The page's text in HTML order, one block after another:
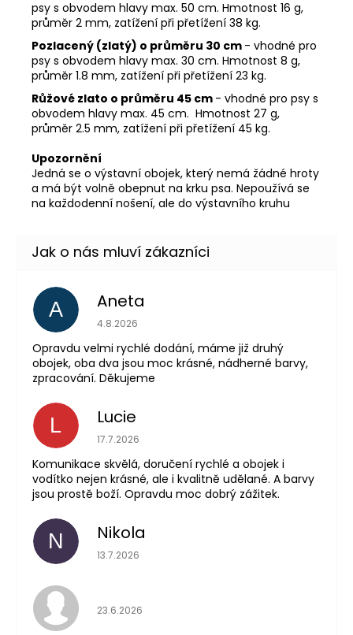
psy s obvodem hlavy max. 50 cm. Hmotnost 16 g,
průměr 2 mm, zatížení při přetížení 38 kg.
Pozlacený (zlatý) o průměru 30 cm - vhodné pro
psy s obvodem hlavy max. 30 cm. Hmotnost 8 g,
průměr 1.8 mm, zatížení při přetížení 23 kg.
Růžové zlato o průměru 45 cm - vhodné pro psy s
obvodem hlavy max. 45 cm. Hmotnost 27 g,
průměr 2.5 mm, zatížení při přetížení 45 kg.
Upozornění
Jedná se o výstavní obojek, který nemá žádné hroty
a má být volně obepnut na krku psa. Nepoužívá se
na každodenní nošení, ale do výstavního kruhu
A Aneta
Hodnocení
4.8.2026
Opravdu velmi rychlé dodání, máme již druhý
obojek, oba dva jsou moc krásné, nádherné barvy,
zpracování. Děkujeme
L Lucie
Hodnocení
17.7.2026
Komunikace skvělá, doručení rychlé a obojek i
vodítko nejen krásné, ale i kvalitně udělané. A barvy
jsou prostě boží. Opravdu moc dobrý zážitek.
N Nikola
Hodnocení
13.7.2026
Hodnocení
23.6.2026